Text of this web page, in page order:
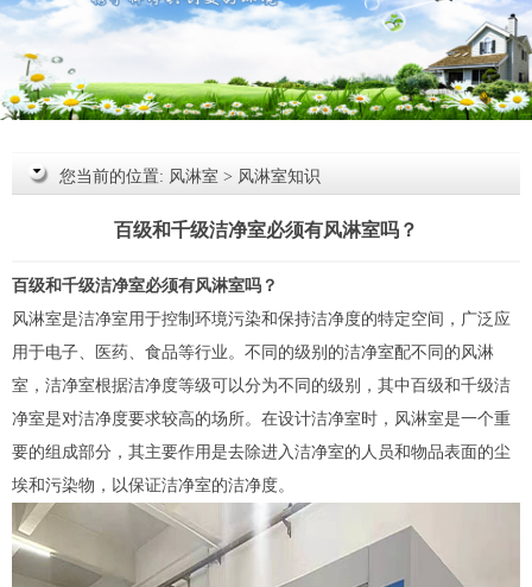
您当前的位置: 风淋室 > 风淋室知识
百级和千级洁净室必须有风淋室吗？
百级和千级洁净室必须有风淋室吗？
风淋室是洁净室用于控制环境污染和保持洁净度的特定空间，广泛应
用于电子、医药、食品等行业。不同的级别的洁净室配不同的风淋
室，洁净室根据洁净度等级可以分为不同的级别，其中百级和千级洁
净室是对洁净度要求较高的场所。在设计洁净室时，风淋室是一个重
要的组成部分，其主要作用是去除进入洁净室的人员和物品表面的尘
埃和污染物，以保证洁净室的洁净度。